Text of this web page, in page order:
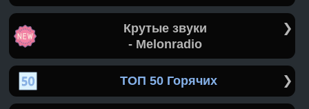
Крутые звуки
- Melonradio
ТОП 50 Горячих